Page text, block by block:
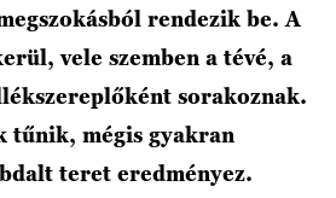
rendezik be. A
vele szemben a tévé, a
sorakoznak.
tűnik, mégis gyakran
teret eredményez.